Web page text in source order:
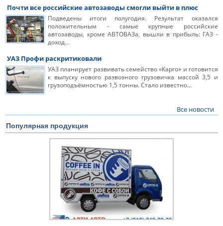
Почти все российские автозаводы смогли выйти в плюс
Подведены итоги полугодия. Результат оказался
положительным - самые крупные российские
автозаводы, кроме АВТОВАЗа, вышли в прибыль: ГАЗ -
доход…
УАЗ Профи раскритиковали
УАЗ планирует развивать семейство «Карго» и готовится
к выпуску нового развозного грузовичка массой 3,5 и
грузоподъёмностью 1,5 тонны. Стало известно…
Все новости
Популярная продукция